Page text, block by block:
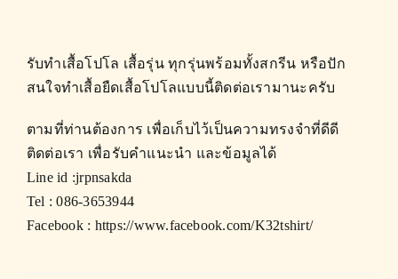
รับทำเสื้อโปโล เสื้อรุ่น ทุกรุ่นพร้อมทั้งสกรีน หรือปัก
สนใจทำเสื้อยืดเสื้อโปโลแบบนี้ติดต่อเรามานะครับ
ตามที่ท่านต้องการ เพื่อเก็บไว้เป็นความทรงจำที่ดีดี
ติดต่อเรา เพื่อรับคำแนะนำ และข้อมูลได้
Line id :jrpnsakda
Tel : 086-3653944
Facebook : https://www.facebook.com/K32tshirt/